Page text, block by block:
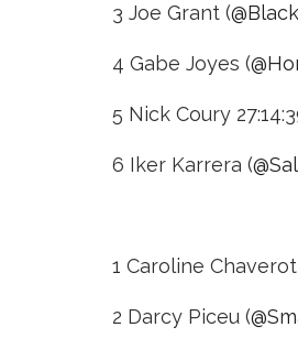
3 Joe Grant (@
4 Gabe Joyes (@
5 Nick Coury
6 Iker Karrera (@
1 Caroline
2 Darcy Piceu (@